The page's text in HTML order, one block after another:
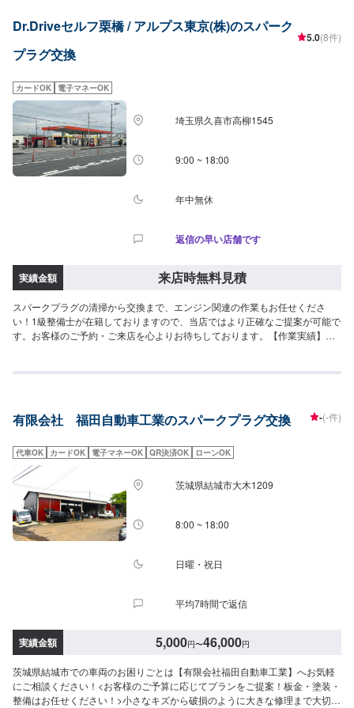
支えでここまで1歩ずつ成長をさせて頂きました。これからもお客様に笑顔を
届けられるよう、新しいお店のオープンも進んでおります。
持ち込み・引き取り【4】正式なお見積り【5】作業開始【6】納車時のお支
払い<代車について>ガレーヂマツザキでは、鈑金・塗装・修理等で愛車をお
預かりしている間、代車をお貸し致します。台数も豊富な20台ご用意してお
相談ください。※代車の燃料代はお客様にご負担いただいております。<定休
日・営業時間>定休日：なし営業時間：9:00~18:00クレジット・QR決済など
をご希望の方は事前にお申し付けください。
Dr.Driveセルフ栗橋 / アルプス東京(株)のスパーク
プラグ交換
5.0(8件)
カードOK 電子マネーOK
埼玉県久喜市高柳1545
9:00 ~ 18:00
年中無休
返信の早い店舗です
実績金額 来店時無料見積
スパークプラグの清掃から交換まで、エンジン関連の作業もお任せくださ
い！1級整備士が在籍しておりますので、当店ではより正確なご提案が可能で
す。お客様のご予約・ご来店を心よりお待ちしております。【作業実績】ス
有限会社 福田自動車工業のスパークプラグ交換 -(-件)
代車OK カードOK 電子マネーOK QR決済OK ローンOK
茨城県結城市大木1209
8:00 ~ 18:00
日曜・祝日
平均7時間で返信
実績金額 5,000円〜46,000円
茨城県結城市での車両のお困りごとは【有限会社福田自動車工業】へお気軽
にご相談ください！<お客様のご予算に応じてプランをご提案！板金・塗装・
整備はお任せください！>小さなキズから破損のように大きな修理まで大切な